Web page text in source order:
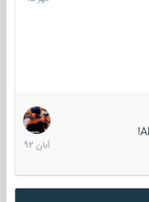
22
آبان
1392